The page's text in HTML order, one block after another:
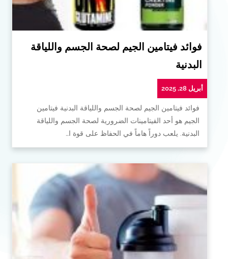
فوائد فيتامين الجيم لصحة الجسم واللياقة
البدنية
أبريل 28, 2025
فوائد فيتامين الجيم لصحة الجسم واللياقة البدنية فيتامين
الجيم هو أحد الفيتامينات الضرورية لصحة الجسم واللياقة
البدنية. يلعب دوراً هاماً في الحفاظ على قوة ا…